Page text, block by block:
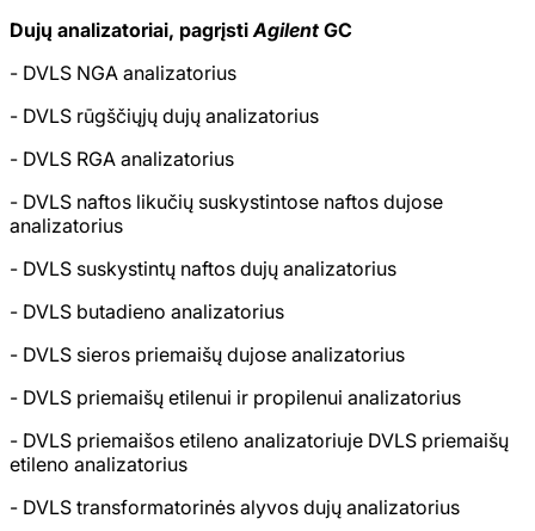
Dujų analizatoriai, pagrįsti Agilent GC
- DVLS NGA analizatorius
- DVLS rūgščiųjų dujų analizatorius
- DVLS RGA analizatorius
- DVLS naftos likučių suskystintose naftos dujose
analizatorius
- DVLS suskystintų naftos dujų analizatorius
- DVLS butadieno analizatorius
- DVLS sieros priemaišų dujose analizatorius
- DVLS priemaišų etilenui ir propilenui analizatorius
- DVLS priemaišos etileno analizatoriuje DVLS priemaišų
etileno analizatorius
- DVLS transformatorinės alyvos dujų analizatorius